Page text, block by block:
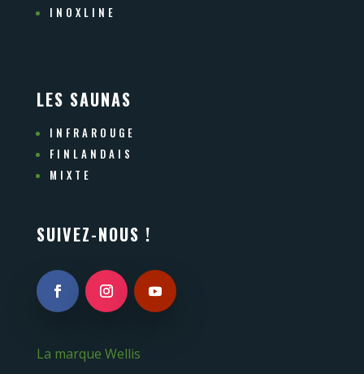
INOXLINE
LES SAUNAS
INFRAROUGE
FINLANDAIS
MIXTE
SUIVEZ-NOUS !
La marque Wellis